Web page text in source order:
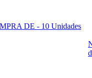
DE - 10 Unidades